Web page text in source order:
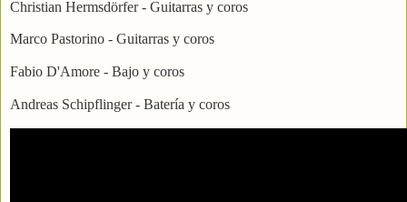
Christian Hermsdörfer - Guitarras y coros
Marco Pastorino - Guitarras y coros
Fabio D'Amore - Bajo y coros
Andreas Schipflinger - Batería y coros